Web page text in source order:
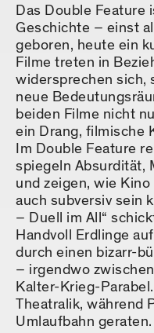
Das Double Feature
Geschichte – einst
geboren, heute ein
Filme treten in
widersprechen sich,
neue
beiden Filme nicht
ein Drang, filmische
Im Double Feature
spiegeln Absurdität,
und zeigen, wie
auch subversiv sein
– Duell im All“
Handvoll Erdlinge
durch einen bizarr-
– irgendwo
Kalter-Krieg-
Theatralik, während
Umlaufbahn geraten.